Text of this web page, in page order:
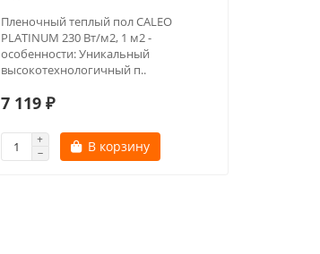
Пленочный теплый пол CALEO
PLATINUM 230 Вт/м2, 1 м2 -
особенности: Уникальный
высокотехнологичный п..
7 119 ₽
В корзину